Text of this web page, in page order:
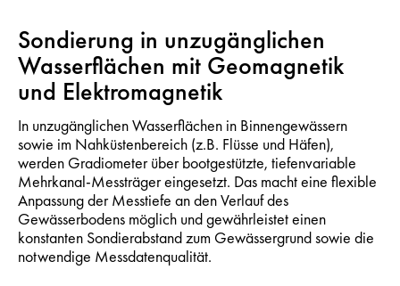
Sondierung in unzugänglichen
Wasserflächen mit Geomagnetik
und Elektromagnetik
In unzugänglichen Wasserflächen in Binnengewässern
sowie im Nahküstenbereich (z.B. Flüsse und Häfen),
werden Gradiometer über bootgestützte, tiefenvariable
Mehrkanal-Messträger eingesetzt. Das macht eine flexible
Anpassung der Messtiefe an den Verlauf des
Gewässerbodens möglich und gewährleistet einen
konstanten Sondierabstand zum Gewässergrund sowie die
notwendige Messdatenqualität.